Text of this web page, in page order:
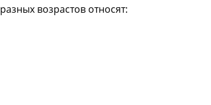
возрастов относят: